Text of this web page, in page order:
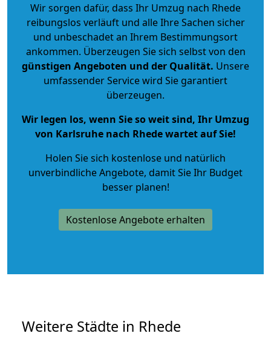
Wir sorgen dafür, dass Ihr Umzug nach Rhede
reibungslos verläuft und alle Ihre Sachen sicher
und unbeschadet an Ihrem Bestimmungsort
ankommen. Überzeugen Sie sich selbst von den
günstigen Angeboten und der Qualität. Unsere
umfassender Service wird Sie garantiert
überzeugen.
Wir legen los, wenn Sie so weit sind, Ihr Umzug
von Karlsruhe nach Rhede wartet auf Sie!
Holen Sie sich kostenlose und natürlich
unverbindliche Angebote, damit Sie Ihr Budget
besser planen!
Kostenlose Angebote erhalten
Weitere Städte in Rhede